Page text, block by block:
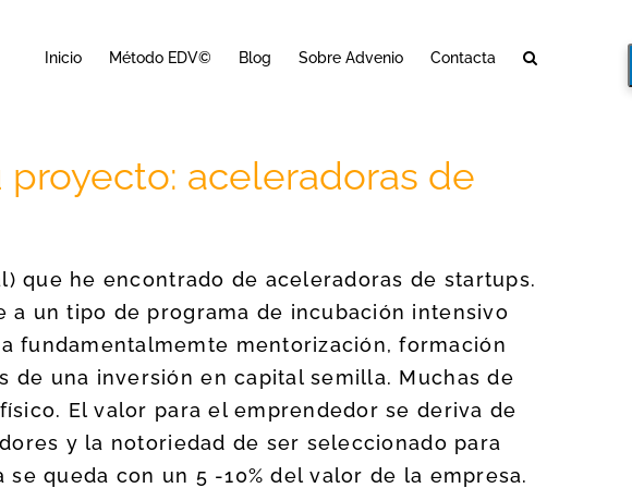
Inicio Método EDV© Blog Sobre Advenio Contacta
aceleradoras de
que he encontrado de aceleradoras de startups.
a un tipo de programa de incubación intensivo
fundamentalmemte mentorización, formación
de una inversión en capital semilla. Muchas de
El valor para el emprendedor se deriva de
y la notoriedad de ser seleccionado para
queda con un 5 -10% del valor de la empresa.